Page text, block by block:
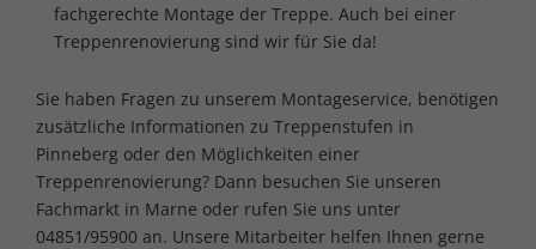
fachgerechte Montage der Treppe. Auch bei einer
Treppenrenovierung sind wir für Sie da!
Sie haben Fragen zu unserem Montageservice, benötigen
zusätzliche Informationen zu Treppenstufen in
Pinneberg oder den Möglichkeiten einer
Treppenrenovierung? Dann besuchen Sie unseren
Fachmarkt in Marne oder rufen Sie uns unter
04851/95900 an. Unsere Mitarbeiter helfen Ihnen gerne